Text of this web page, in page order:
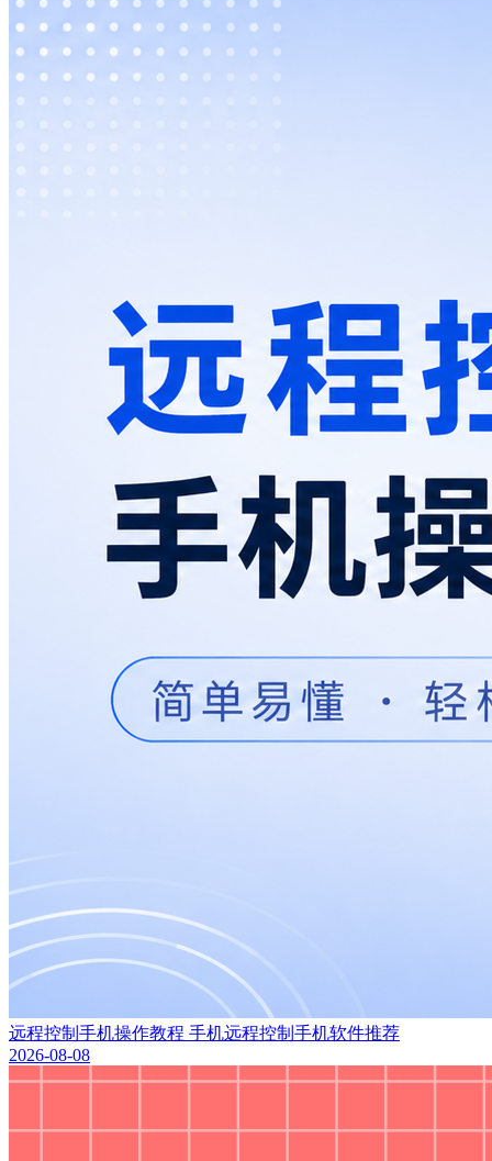
远程控制手机操作教程 手机远程控制手机软件推荐
2026-08-08